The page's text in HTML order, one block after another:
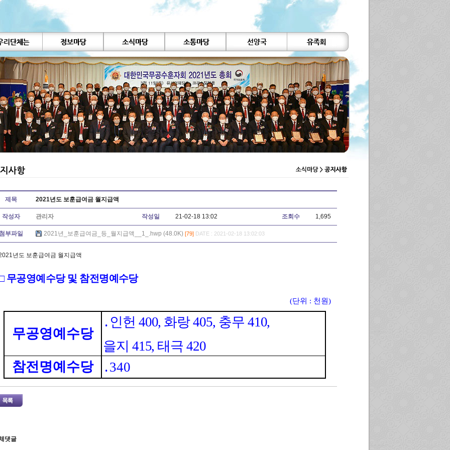
제목 2021년도 보훈급여금 월지급액
작성자 관리자 작성일 21-02-18 13:02 조회수 1,695
부파일 2021년_보훈급여금_등_월지급액__1_.hwp (48.0K) [79] DATE : 2021-02-18 13:02:03
년도 보훈급여금 월지급액
무공영예수당 및 참전명예수당
(단위 : 천원)
무공영예수당
․ 인헌 400, 화랑405, 충무 410,
을지 415, 태극420
참전명예수당
․340
댓글